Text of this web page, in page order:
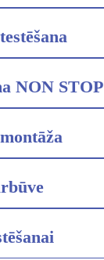
NON STOP